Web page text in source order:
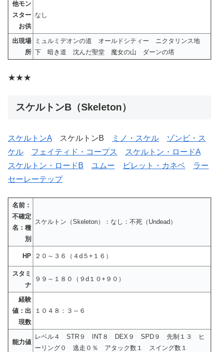
他モン
スター
お供
なし
出現場
所
ミュルミデオンの道 オールドシティー ニクタリンス地
下 暗き道 沈んだ聖堂 魔女の山 ダーンの塔
★★★
スケルトンB（Skeleton）
スケルトンA スケルトンB ミノ・スケル
ゾンビ・ス
ケル
フェイティド・コープス
スケルトン・ロードA
スケルトン・ロードB
ユムー ビレット・カネベ
ラー
セーレーテップ
名前：
不確定
名：種
別
スケルトン（Skeleton）：なし：不死（Undead）
HP ２０～３６（４d５+１６）
スタミ
ナ
９９～１８０（９d１０+９０）
経験
値：出
現数
１０４８：３～６
能力値
レベル４ STR９ INT８ DEX９ SPD９ 先制１３ ヒ
ーリング０ 逃走０％ アタック数１ スイング数１